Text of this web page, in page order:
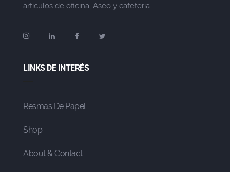
artículos de oficina, Aseo y cafetería.
LINKS DE INTERÉS
Resmas De Papel
Shop
About & Contact